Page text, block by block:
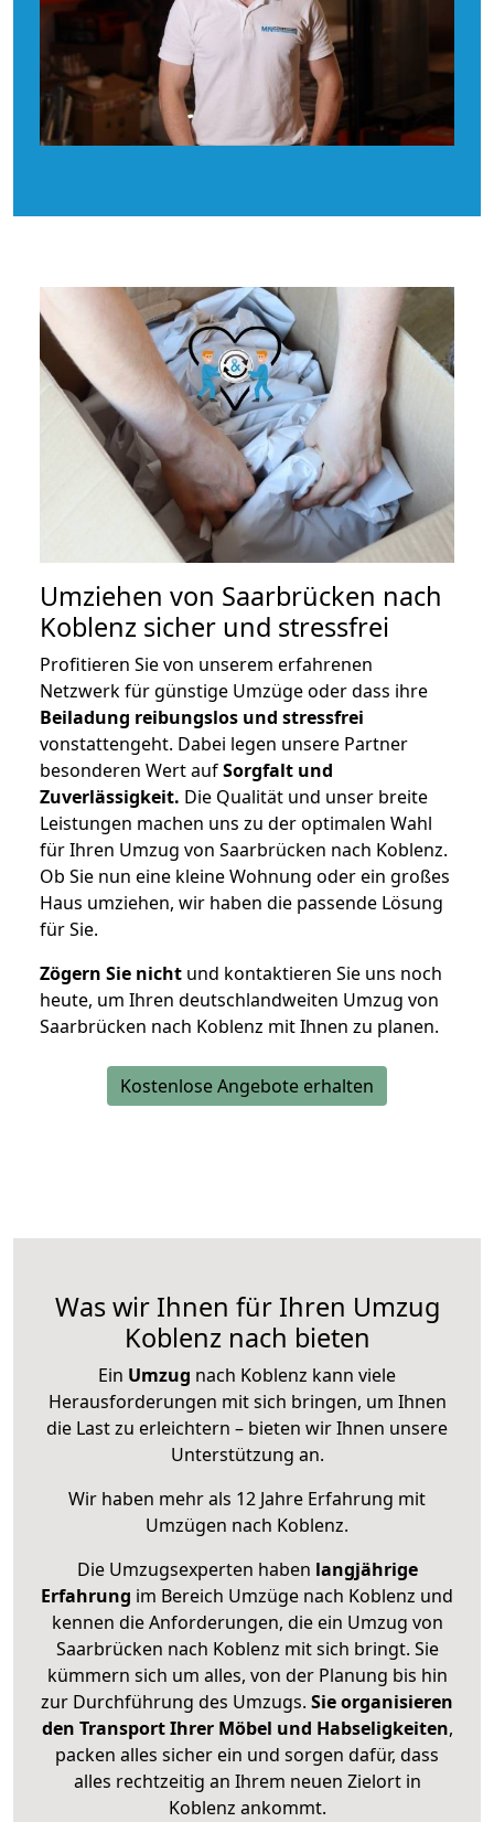
Umziehen von Saarbrücken nach
Koblenz sicher und stressfrei
Profitieren Sie von unserem erfahrenen
Netzwerk für günstige Umzüge oder dass ihre
Beiladung reibungslos und stressfrei
vonstattengeht. Dabei legen unsere Partner
besonderen Wert aufSorgfalt und
Zuverlässigkeit. Die Qualität und unser breite
Leistungen machen uns zu der optimalen Wahl
für Ihren Umzug von Saarbrücken nach Koblenz.
Ob Sie nun eine kleine Wohnung oder ein großes
Haus umziehen, wir haben die passende Lösung
für Sie.
Zögern Sie nicht und kontaktieren Sie uns noch
heute, um Ihren deutschlandweiten Umzug von
Saarbrücken nach Koblenz mit Ihnen zu planen.
Kostenlose Angebote erhalten
Was wir Ihnen für Ihren Umzug
Koblenz nach bieten
Ein Umzug nach Koblenz kann viele
Herausforderungen mit sich bringen, um Ihnen
die Last zu erleichtern – bieten wir Ihnen unsere
Unterstützung an.
Wir haben mehr als 12 Jahre Erfahrung mit
Umzügen nach Koblenz.
Die Umzugsexperten haben langjährige
Erfahrung im Bereich Umzüge nach Koblenz und
kennen die Anforderungen, die ein Umzug von
Saarbrücken nach Koblenz mit sich bringt. Sie
kümmern sich um alles, von der Planung bis hin
zur Durchführung des Umzugs. Sie organisieren
den Transport Ihrer Möbel und Habseligkeiten,
packen alles sicher ein und sorgen dafür, dass
alles rechtzeitig an Ihrem neuen Zielort in
Koblenz ankommt.